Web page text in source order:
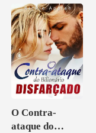
O Contra-
ataque do